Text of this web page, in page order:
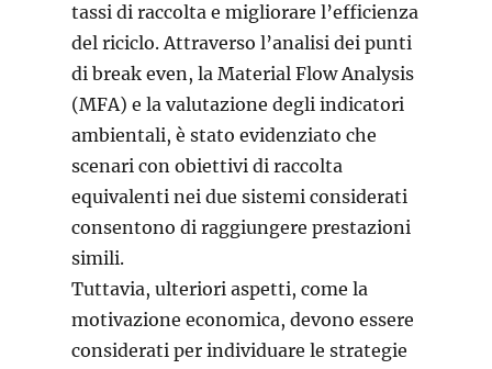
tassi di raccolta e migliorare l’efficienza
del riciclo. Attraverso l’analisi dei punti
di break even, la Material Flow Analysis
(MFA) e la valutazione degli indicatori
ambientali, è stato evidenziato che
scenari con obiettivi di raccolta
equivalenti nei due sistemi considerati
consentono di raggiungere prestazioni
simili.
Tuttavia, ulteriori aspetti, come la
motivazione economica, devono essere
considerati per individuare le strategie